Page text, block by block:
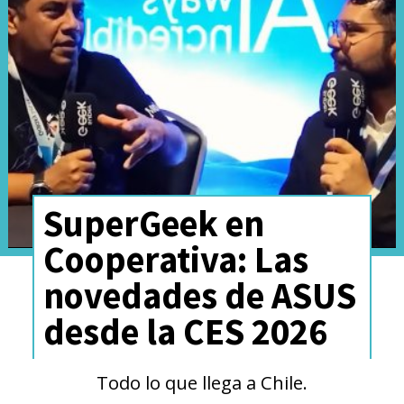
Aunque todavía no se ha
confirmado el precio exacto ni la
fecha global de lanzamiento,
SuperGeek en
Cooperativa: Las
novedades de ASUS
desde la CES 2026
Todo lo que llega a Chile.